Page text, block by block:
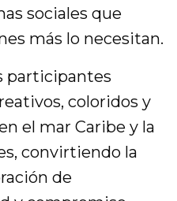
sociales que
más lo necesitan.
participantes
coloridos y
el mar Caribe y la
convirtiendo la
de